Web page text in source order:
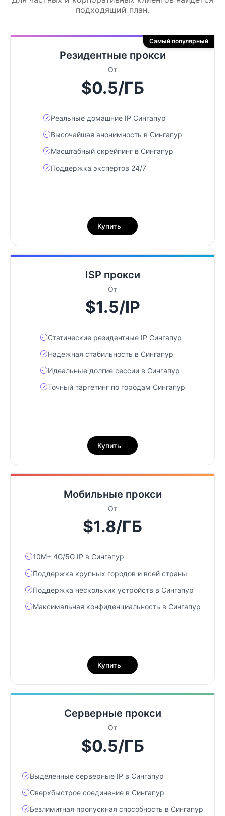
подходящий план.
Резидентные прокси
От
$0.5/ГБ
Реальные домашние IP Сингапур
Высочайшая анонимность в Сингапур
Масштабный скрейпинг в Сингапур
Поддержка экспертов 24/7
Самый популярный
Купить
ISP прокси
От
$1.5/IP
Статические резидентные IP Сингапур
Надежная стабильность в Сингапур
Идеальные долгие сессии в Сингапур
Точный таргетинг по городам Сингапур
Купить
Мобильные прокси
От
$1.8/ГБ
10М+ 4G/5G IP в Сингапур
Поддержка крупных городов и всей страны
Поддержка нескольких устройств в Сингапур
Максимальная конфиденциальность в Сингапур
Купить
Серверные прокси
От
$0.5/ГБ
Выделенные серверные IP в Сингапур
Сверхбыстрое соединение в Сингапур
Безлимитная пропускная способность в Сингапур